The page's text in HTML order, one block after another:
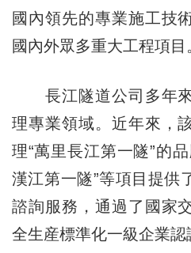
國內領先的專業施工技
國內外眾多重大工程項目
長江隧道公司多年來
理專業領域。近年來，
理“萬里長江第一隧”的
漢江第一隧”等項目提供
諮詢服務，通過了國家
全生産標準化一級企業認